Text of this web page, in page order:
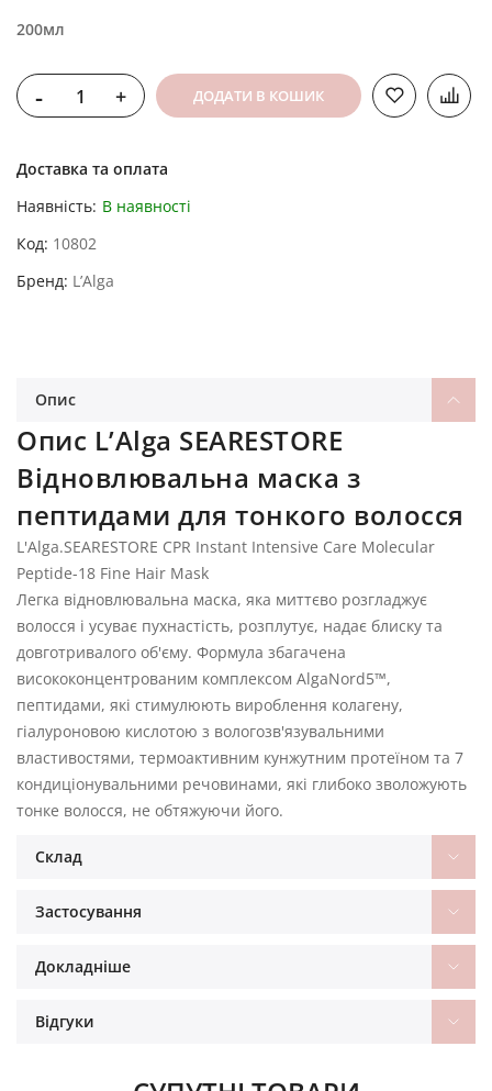
200мл
- + ДОДАТИ В КОШИК
Доставка та оплата
Наявність: В наявності
Код 10802
Бренд L’Alga
Опис
Опис L’Alga SEARESTORE
Відновлювальна маска з
пептидами для тонкого волосся
L'Alga.SEARESTORE CPR Instant Intensive Care Molecular
Peptide-18 Fine Hair Mask
Легка відновлювальна маска, яка миттєво розгладжує
волосся і усуває пухнастість, розплутує, надає блиску та
довготривалого об'єму. Формула збагачена
висококонцентрованим комплексом AlgaNord5™,
пептидами, які стимулюють вироблення колагену,
гіалуроновою кислотою з вологозв'язувальними
властивостями, термоактивним кунжутним протеїном та 7
кондиціонувальними речовинами, які глибоко зволожують
тонке волосся, не обтяжуючи його.
Склад
Застосування
Докладніше
Відгуки